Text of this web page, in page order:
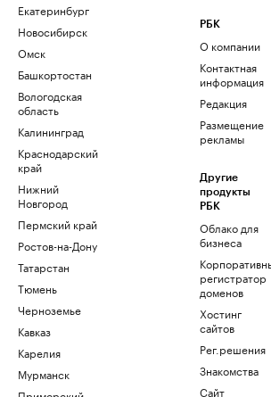
Екатеринбург
Новосибирск
Омск
Башкортостан
Вологодская
область
Калининград
Краснодарский
край
Нижний
Новгород
Пермский край
Ростов-на-Дону
Татарстан
Тюмень
Черноземье
Кавказ
Карелия
Мурманск
РБК
О компании
Контактная
информация
Редакция
Размещение
рекламы
Другие
продукты
РБК
Облако для
бизнеса
регистратор
доменов
Хостинг
сайтов
Рег.решения
Знакомства
Сайт